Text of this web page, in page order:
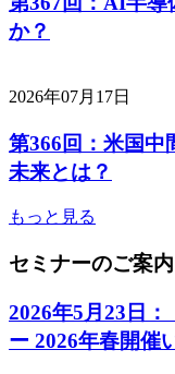
か？
2026年07月17日
第366回：米国中
未来とは？
もっと見る
セミナーのご案内
2026年5月23日
ー 2026年春開催